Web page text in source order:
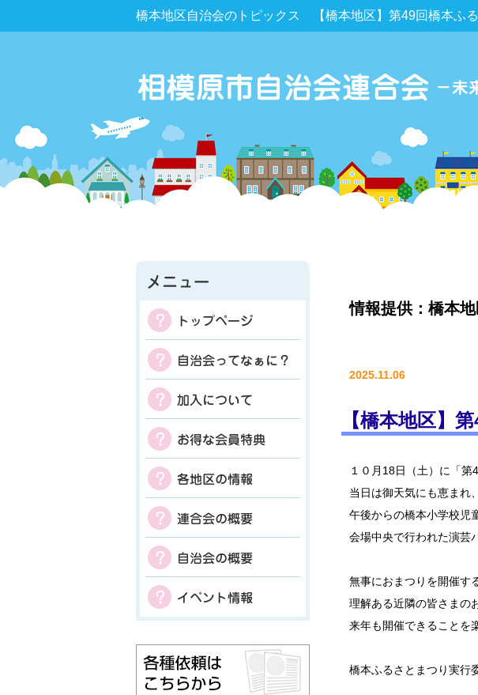
橋本地区自治会のトピックス 【橋本地区】第49回橋本ふ
情報提供：橋本
2025.11.06
【橋本地区】
１０月18日（土）に「第
当日は御天気にも恵まれ
午後からの橋本小学校児
会場中央で行われた演芸
無事におまつりを開催す
理解ある近隣の皆さまの
来年も開催できることを
橋本ふるさとまつり実行